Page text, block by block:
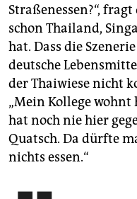
Straßenessen?“,
schon Thailand,
hat. Dass die
deutsche
der Thaiwiese nicht
„Mein Kollege wohnt
hat noch nie hier
Quatsch. Da dürfte
nichts essen.“